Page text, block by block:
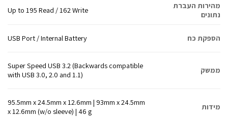
מהירות העברת
נתונים
Up to 195 Read / 162 Write
הספקת כח USB Port / Internal Battery
ממשק
Super Speed USB 3.2 (Backwards compatible
with USB 3.0, 2.0 and 1.1)
מידות
95.5mm x 24.5mm x 12.6mm | 93mm x 24.5mm
x 12.6mm (w/o sleeve) | 46 g